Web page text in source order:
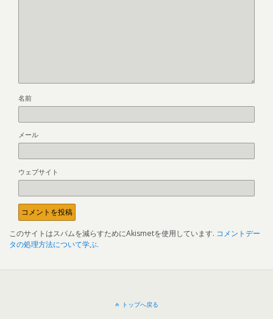
名前
メール
ウェブサイト
このサイトはスパムを減らすためにAkismetを使用しています. コメントデー
タの処理方法について学ぶ.
トップへ戻る